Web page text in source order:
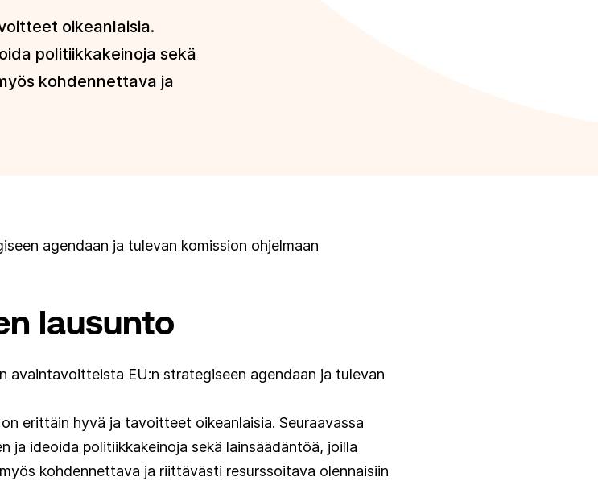
oikeanlaisia.
politiikkakeinoja sekä
kohdennettava ja
agendaan ja tulevan komission ohjelmaan
lausunto
avaintavoitteista EU:n strategiseen agendaan ja tulevan
erittäin hyvä ja tavoitteet oikeanlaisia. Seuraavassa
ja ideoida politiikkakeinoja sekä lainsäädäntöä, joilla
kohdennettava ja riittävästi resurssoitava olennaisiin